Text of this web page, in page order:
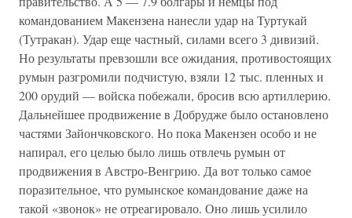
командованием Макензена нанесли удар на Туртукай
(Тутракан). Удар еще частный, силами всего 3 дивизий.
Но результаты превзошли все ожидания, противостоящих
румын разгромили подчистую, взяли 12 тыс. пленных и
200 орудий — войска побежали, бросив всю артиллерию.
Дальнейшее продвижение в Добрудже было остановлено
частями Зайончковского. Но пока Макензен особо и не
напирал, его целью было лишь отвлечь румын от
продвижения в Австро-Венгрию. Да вот только самое
поразительное, что румынское командование даже на
такой «звонок» не отреагировало. Оно лишь усилило